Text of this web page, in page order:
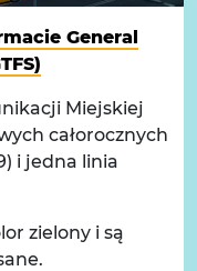
General
Miejskiej
całorocznych
i jedna linia
zielony i są